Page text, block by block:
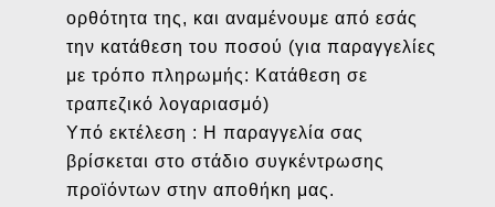
ορθότητα της, και αναμένουμε από εσάς
την κατάθεση του ποσού (για παραγγελίες
με τρόπο πληρωμής: Κατάθεση σε
τραπεζικό λογαριασμό)
Υπό εκτέλεση : Η παραγγελία σας
βρίσκεται στο στάδιο συγκέντρωσης
προϊόντων στην αποθήκη μας.